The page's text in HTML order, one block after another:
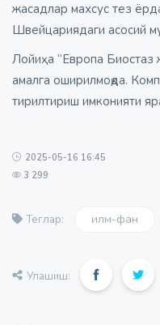
жасадлар махсус тез
Швейцариядаги асосий
Лойиҳа “Европа Биостаз
амалга оширилмоқда.
тирилтириш имконияти
2025-05-16 16:45
3 299
Теглар: илм-фан
Улашиш: